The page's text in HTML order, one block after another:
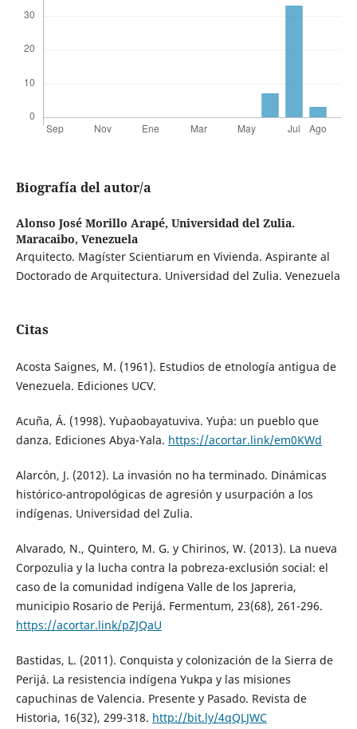
Biografía del autor/a
Alonso José Morillo Arapé, Universidad del Zulia.
Maracaibo, Venezuela
Arquitecto. Magíster Scientiarum en Vivienda. Aspirante al
Doctorado de Arquitectura. Universidad del Zulia. Venezuela
Citas
Acosta Saignes, M. (1961). Estudios de etnología antigua de
Venezuela. Ediciones UCV.
Acuña, Á. (1998). Yu`paobayatuviva. Yu´pa: un pueblo que
danza. Ediciones Abya-Yala. https://acortar.link/em0KWd
Alarcón, J. (2012). La invasión no ha terminado. Dinámicas
histórico-antropológicas de agresión y usurpación a los
indígenas. Universidad del Zulia.
Alvarado, N., Quintero, M. G. y Chirinos, W. (2013). La nueva
Corpozulia y la lucha contra la pobreza-exclusión social: el
caso de la comunidad indígena Valle de los Japreria,
municipio Rosario de Perijá. Fermentum, 23(68), 261-296.
https://acortar.link/pZJQaU
Bastidas, L. (2011). Conquista y colonización de la Sierra de
Perijá. La resistencia indígena Yukpa y las misiones
capuchinas de Valencia. Presente y Pasado. Revista de
Historia, 16(32), 299-318. http://bit.ly/4qQLJWC